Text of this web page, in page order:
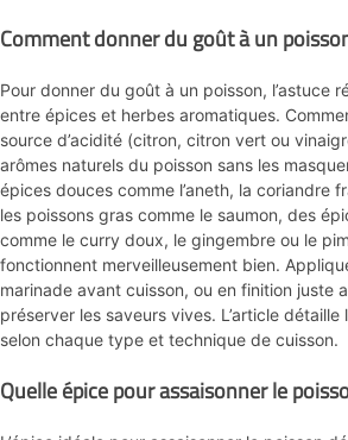
Comment donner du goût à un
Pour donner du goût à un poisson, l’astuce
entre épices et herbes aromatiques.
source d’acidité (citron, citron vert ou
arômes naturels du poisson sans les
épices douces comme l’aneth, la coriandre
les poissons gras comme le saumon, des
comme le curry doux, le gingembre ou le
fonctionnent merveilleusement bien.
marinade avant cuisson, ou en finition juste
préserver les saveurs vives. L’article détaille
selon chaque type et technique de cuisson.
Quelle épice pour assaisonner le